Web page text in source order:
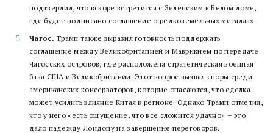
подтвердил, что вскоре встретится с Зеленским в Белом доме,
где будет подписано соглашение о редкоземельных металлах.
Чагос. Трамп также выразил готовность поддержать
соглашение между Великобританией и Маврикием по передаче
Чагосских островов, где расположена стратегическая военная
база США и Великобритании. Этот вопрос вызвал споры среди
американских консерваторов, которые опасаются, что сделка
может усилить влияние Китая в регионе. Однако Трамп отметил,
что у него «есть ощущение, что все сложится удачно» – это
дало надежду Лондону на завершение переговоров.